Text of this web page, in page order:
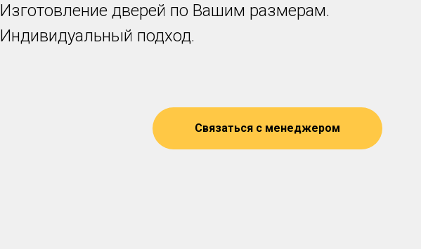
Изготовление дверей по Вашим размерам.
Индивидуальный подход.
Связаться с менеджером